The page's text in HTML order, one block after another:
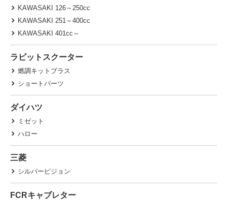
KAWASAKI 126～250cc
KAWASAKI 251～400cc
KAWASAKI 401cc～
ラビットスクーター
燃調キットプラス
ショートパーツ
ダイハツ
ミゼット
ハロー
三菱
シルバーピジョン
FCRキャブレター